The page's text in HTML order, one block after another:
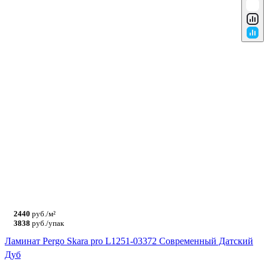
2440 руб./м²
3838 руб./упак
Ламинат Pergo Skara pro L1251-03372 Современный Датский
Дуб